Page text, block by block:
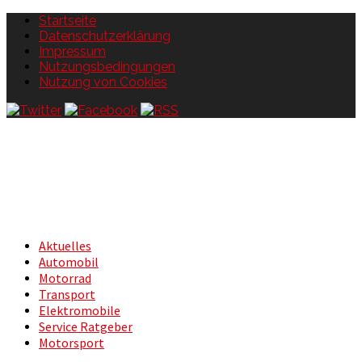
Startseite
Datenschutzerklärung
Impressum
Nutzungsbedingungen
Nutzung von Cookies
Aktuelles
Automobil
Motorrad
Transport
Elektromobile
Service Ratgeber
Motorsport